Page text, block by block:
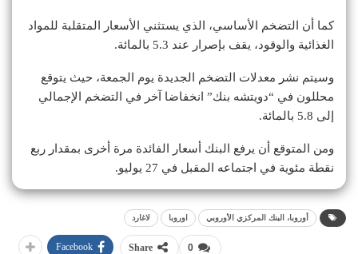
كما أن التضخم الأساسي، الذي يستثني الأسعار المتقلبة للمواد
الغذائية والوقود، يقف بإصرار عند 5.3 بالمائة.
وسيتم نشر معدلات التضخم الجديدة يوم الجمعة، حيث يتوقع
محللون في “دويتشه بنك” انخفاضا آخر في التضخم الإجمالي
إلى 5.8 بالمائة.
ومن المتوقع أن يرفع البنك أسعار الفائدة مرة أخرى بمقدار ربع
نقطة مئوية في اجتماعه المقبل في 27 يوليو.
أوروبا، البنك المركزي الأوروبي اوروبا لاغارد
0
Share
Facebook